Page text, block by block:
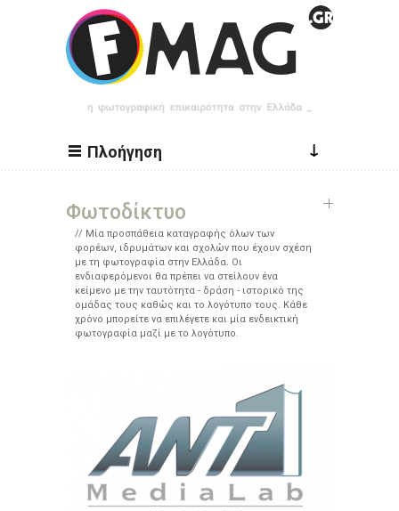
Παράκαμψη προς το κυρίως περιεχόμενο
Πλοήγηση ↓
Φωτοδίκτυο
Μία προσπάθεια καταγραφής όλων των
φορέων, ιδρυμάτων και σχολών που έχουν σχέση
με τη φωτογραφία στην Ελλάδα. Οι
ενδιαφερόμενοι θα πρέπει να στείλουν ένα
κείμενο με την ταυτότητα - δράση - ιστορικό της
ομάδας τους καθώς και το λογότυπο τους. Κάθε
χρόνο μπορείτε να επιλέγετε και μία ενδεικτική
φωτογραφία μαζί με το λογότυπο.